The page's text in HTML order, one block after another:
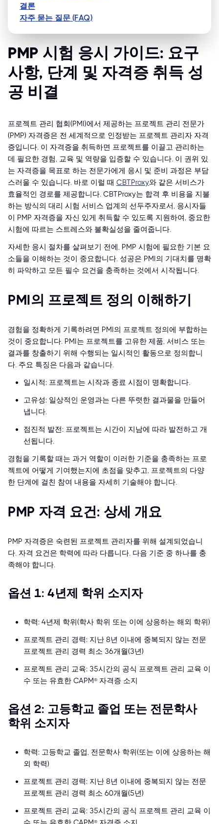
결론
자주 묻는 질문 (FAQ)
PMP 시험 응시 가이드: 요구
사항, 단계 및 자격증 취득 성
공 비결
프로젝트 관리 협회(PMI)에서 제공하는 프로젝트 관리 전문가
(PMP) 자격증은 전 세계적으로 인정받는 프로젝트 관리자 자격
증입니다. 이 자격증을 취득하면 프로젝트를 이끌고 관리하는
데 필요한 경험, 교육 및 역량을 입증할 수 있습니다. 이 권위 있
는 자격증을 목표로 하는 전문가에게 응시 및 준비 과정은 부담
스러울 수 있습니다. 바로 이럴 때 CBTProxy와 같은 서비스가
효율적인 경로를 제공합니다. CBTProxy는 합격 후 비용을 지불
하는 방식의 대리 시험 서비스 업계의 선두주자로서, 응시자들
이 PMP 자격증을 자신 있게 취득할 수 있도록 지원하여, 중요한
시험에 따르는 스트레스와 불확실성을 줄여줍니다.
자세한 응시 절차를 살펴보기 전에, PMP 시험에 필요한 기본 요
소들을 이해하는 것이 중요합니다. 성공은 PMI의 기대치를 명확
히 파악하고 모든 필수 요건을 충족하는 것에서 시작됩니다.
PMI의 프로젝트 정의 이해하기
경험을 정확하게 기록하려면 PMI의 프로젝트 정의에 부합하는
것이 중요합니다. PMI는 프로젝트를 고유한 제품, 서비스 또는
결과를 창출하기 위해 수행되는 일시적인 활동으로 정의합니
다. 주요 특징은 다음과 같습니다.
일시적: 프로젝트는 시작과 종료 시점이 명확합니다.
고유성: 일상적인 운영과는 다른 뚜렷한 결과물을 만들어
냅니다.
점진적 발전: 프로젝트는 시간이 지남에 따라 발전하고 개
선됩니다.
경험을 기록할 때는 과거 역할이 이러한 기준을 충족하는 프로
젝트에 어떻게 기여했는지에 초점을 맞추고, 프로젝트의 다양
한 단계에 걸친 참여 내용을 자세히 기술해야 합니다.
PMP 자격 요건: 상세 개요
PMP 자격증은 숙련된 프로젝트 관리자를 위해 설계되었습니
다. 자격 요건은 학력에 따라 다릅니다. 다음 기준 중 하나를 충
족해야 합니다.
옵션 1: 4년제 학위 소지자
학력: 4년제 학위(학사 학위 또는 이에 상응하는 해외 학위)
프로젝트 관리 경력: 지난 8년 이내에 중복되지 않는 전문
프로젝트 관리 경력 최소 36개월(3년)
프로젝트 관리 교육: 35시간의 공식 프로젝트 관리 교육 이
수 또는 유효한 CAPM® 자격증 소지
옵션 2: 고등학교 졸업 또는 전문학사
학위 소지자
학력: 고등학교 졸업, 전문학사 학위(또는 이에 상응하는 해
외 학력)
프로젝트 관리 경력: 지난 8년 이내에 중복되지 않는 전문
프로젝트 관리 경력 최소 60개월(5년)
프로젝트 관리 교육: 35시간의 공식 프로젝트 관리 교육 이